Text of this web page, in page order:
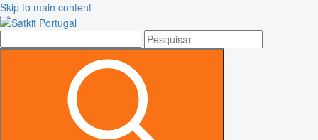
Skip to main content